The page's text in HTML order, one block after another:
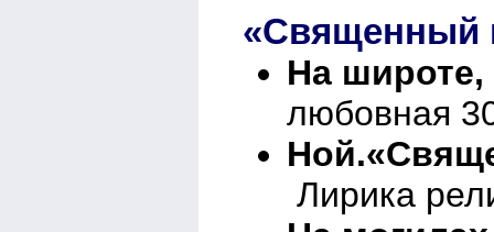
«Священный
На широте,
любовная
Лирика